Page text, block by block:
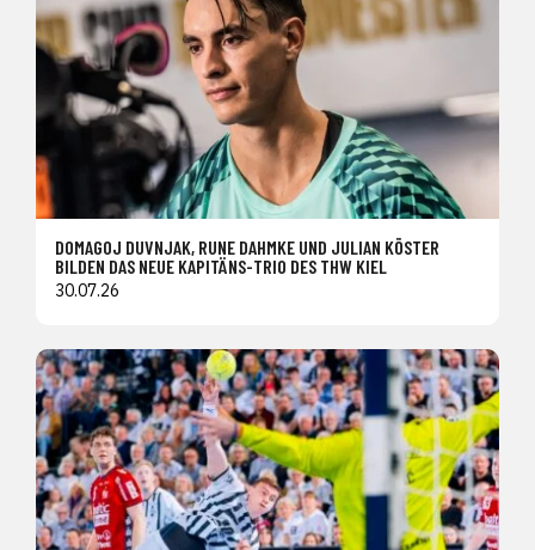
DOMAGOJ DUVNJAK, RUNE DAHMKE UND JULIAN KÖSTER
BILDEN DAS NEUE KAPITÄNS-TRIO DES THW KIEL
30.07.26